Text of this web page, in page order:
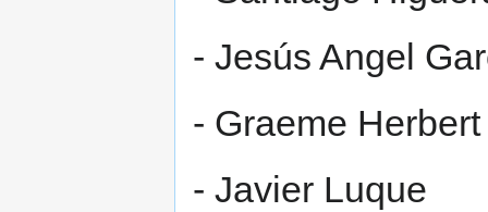
- Jesús Angel
- Graeme Herbert
- Javier Luque